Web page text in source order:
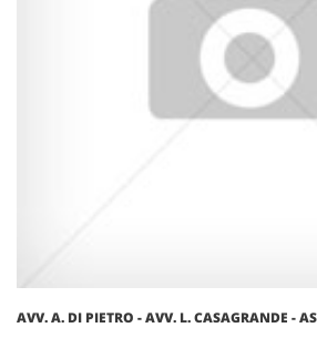
AVV. A. DI PIETRO - AVV. L. CASAGRANDE -